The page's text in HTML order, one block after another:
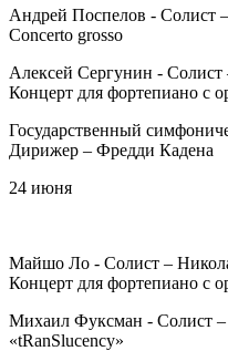
Андрей Поспелов ‑ Солист –
Concerto grosso
Алексей Сергунин ‑
Концерт для фортепиано с
Государственный
Дирижер – Фредди Кадена
24 июня
Майшо Ло ‑ Солист –
Концерт для фортепиано с
Михаил Фуксман ‑ Солист
«tRanSlucency»